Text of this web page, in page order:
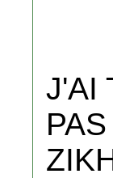
J'AI